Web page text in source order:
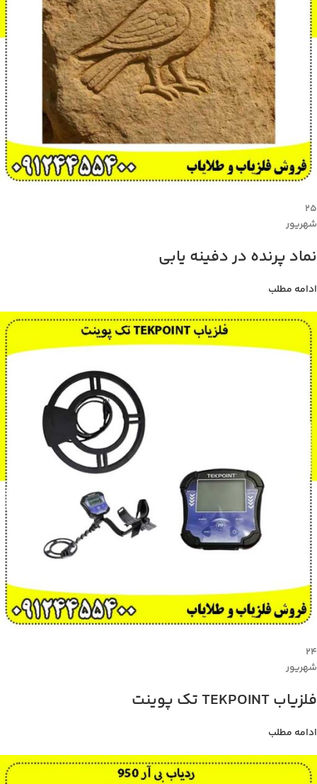
۲۵
شهریور
نماد پرنده در دفینه یابی
ادامه مطلب
۲۴
شهریور
فلزیاب TEKPOINT تک پوینت
ادامه مطلب